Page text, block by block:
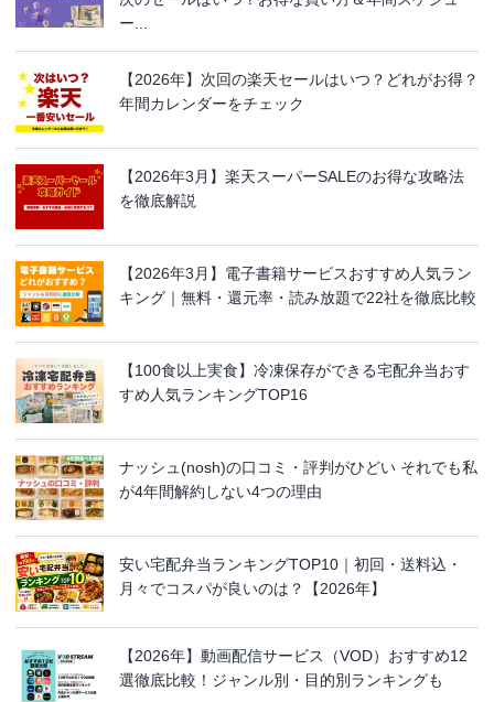
ー...
【2026年】次回の楽天セールはいつ？どれがお得？
年間カレンダーをチェック
【2026年3月】楽天スーパーSALEのお得な攻略法
を徹底解説
【2026年3月】電子書籍サービスおすすめ人気ラン
キング｜無料・還元率・読み放題で22社を徹底比較
【100食以上実食】冷凍保存ができる宅配弁当おす
すめ人気ランキングTOP16
ナッシュ(nosh)の口コミ・評判がひどい それでも私
が4年間解約しない4つの理由
安い宅配弁当ランキングTOP10｜初回・送料込・
月々でコスパが良いのは？【2026年】
【2026年】動画配信サービス（VOD）おすすめ12
選徹底比較！ジャンル別・目的別ランキングも